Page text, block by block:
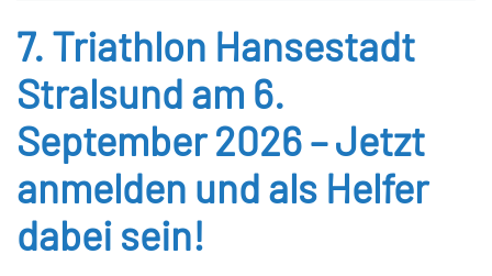
7. Triathlon Hansestadt
Stralsund am 6.
September 2026 – Jetzt
anmelden und als Helfer
dabei sein!